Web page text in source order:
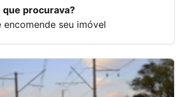
que procurava?
encomende seu imóvel